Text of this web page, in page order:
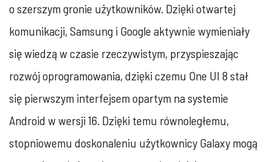
o szerszym gronie użytkowników. Dzięki otwartej
komunikacji, Samsung i Google aktywnie wymieniały
się wiedzą w czasie rzeczywistym, przyspieszając
rozwój oprogramowania, dzięki czemu One UI 8 stał
się pierwszym interfejsem opartym na systemie
Android w wersji 16. Dzięki temu równoległemu,
stopniowemu doskonaleniu użytkownicy Galaxy mogą